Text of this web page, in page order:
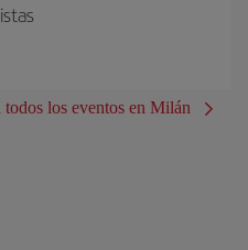
todos los eventos en Milán